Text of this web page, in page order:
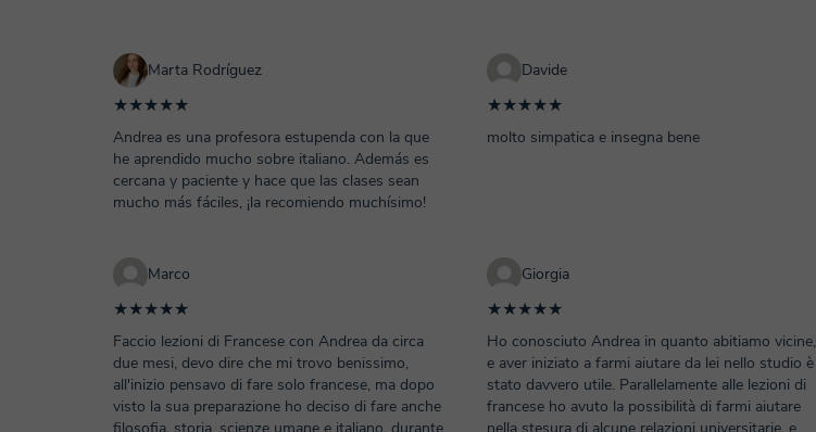
Marta Rodríguez
★★★★★
Andrea es una profesora estupenda con la que
he aprendido mucho sobre italiano. Además es
cercana y paciente y hace que las clases sean
mucho más fáciles, ¡la recomiendo muchísimo!
Davide
★★★★★
molto simpatica e insegna bene
Marco
★★★★★
Faccio lezioni di Francese con Andrea da circa
due mesi, devo dire che mi trovo benissimo,
all'inizio pensavo di fare solo francese, ma dopo
visto la sua preparazione ho deciso di fare anche
Giorgia
★★★★★
Ho conosciuto Andrea in quanto abitiamo vicine,
e aver iniziato a farmi aiutare da lei nello studio è
stato davvero utile. Parallelamente alle lezioni di
francese ho avuto la possibilità di farmi aiutare